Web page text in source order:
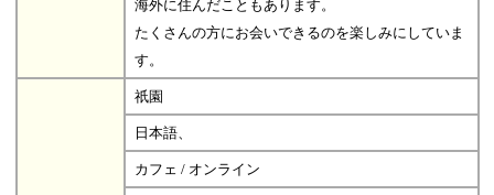
海外に住んだこともあります。
たくさんの方にお会いできるのを楽しみにしていま
す。
祇園
日本語、
カフェ / オンライン